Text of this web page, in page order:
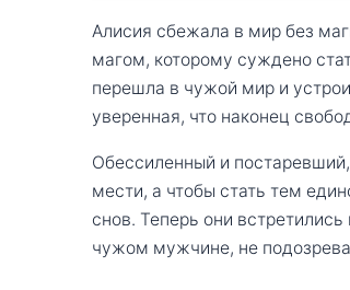
Алисия сбежала в мир без
магом, которому суждено
перешла в чужой мир и
уверенная, что наконец
Обессиленный и
мести, а чтобы стать тем
снов. Теперь они
чужом мужчине, не